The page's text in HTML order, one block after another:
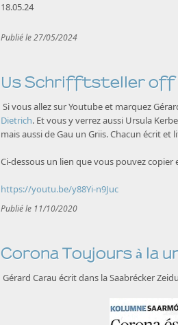
18.05.24
Publié le 27/05/2024
Us Schrifftsteller off
Si vous allez sur Youtube et marquez
Dietrich. Et vous y verrez aussi Ursula
mais aussi de Gau un Griis. Chacun écrit
Ci-dessous un lien que vous pouvez
https://youtu.be/y88Yi-n9Juc
Publié le 11/10/2020
Corona Toujours à la
Gérard Carau écrit dans la Saabrécker